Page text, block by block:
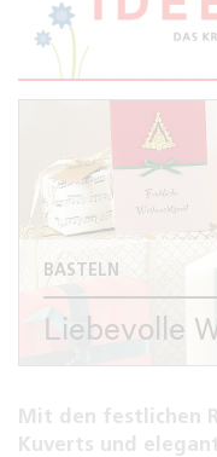
BASTELN
Liebevolle
Mit den festlichen
Kuverts und